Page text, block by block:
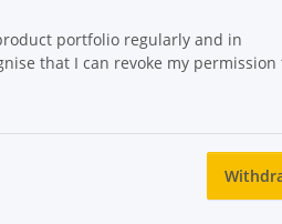
portfolio regularly and in
that I can revoke my permission